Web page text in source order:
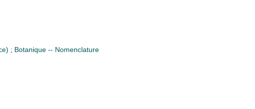
; Botanique -- Nomenclature